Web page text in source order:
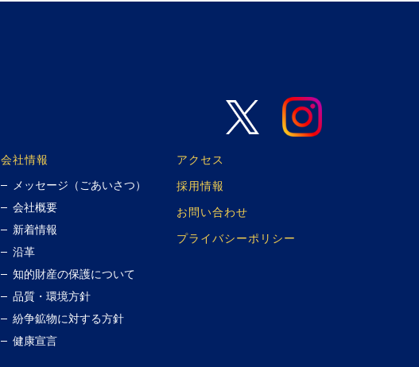
会社情報
メッセージ（ごあいさつ）
会社概要
新着情報
沿革
知的財産の保護について
品質・環境方針
紛争鉱物に対する方針
健康宣言
アクセス
採用情報
お問い合わせ
プライバシーポリシー